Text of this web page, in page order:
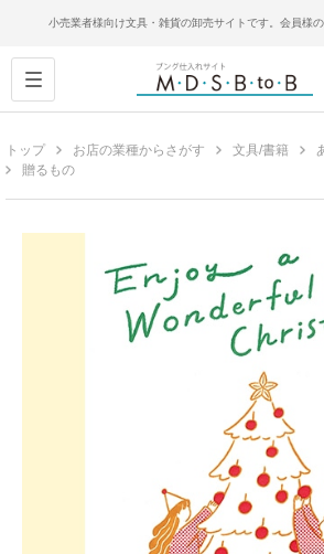
小売業者様向け文具・雑貨の卸売サイトです。会員様
トップ お店の業種からさがす 文具/書籍
贈るもの